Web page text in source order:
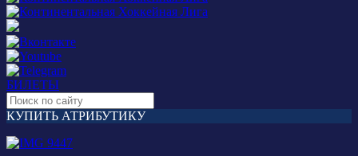
БИЛЕТЫ
КУПИТЬ АТРИБУТИКУ